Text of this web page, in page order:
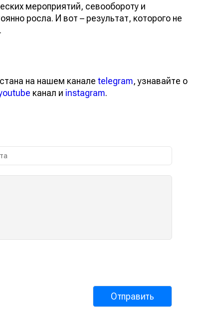
мероприятий, севообороту и
росла. И вот – результат, которого не
на нашем канале telegram, узнавайте о
канал и instagram.